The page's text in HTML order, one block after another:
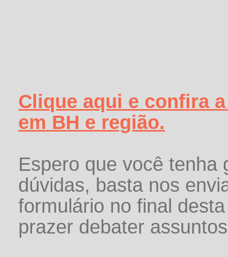
Clique aqui e confira
em BH e região.
Espero que você tenha
dúvidas, basta nos
formulário no final
prazer debater